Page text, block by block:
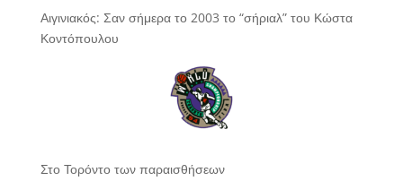
Αιγινιακός: Σαν σήμερα το 2003 το “σήριαλ” του Κώστα
Κοντόπουλου
Στο Τορόντο των παραισθήσεων